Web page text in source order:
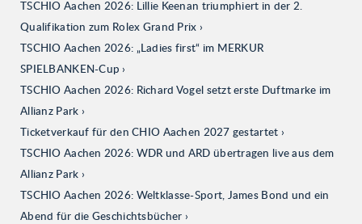
TSCHIO Aachen 2026: Lillie Keenan triumphiert in der 2.
Qualifikation zum Rolex Grand Prix
TSCHIO Aachen 2026: „Ladies first“ im MERKUR
SPIELBANKEN-Cup
TSCHIO Aachen 2026: Richard Vogel setzt erste Duftmarke im
Allianz Park
Ticketverkauf für den CHIO Aachen 2027 gestartet
TSCHIO Aachen 2026: WDR und ARD übertragen live aus dem
Allianz Park
TSCHIO Aachen 2026: Weltklasse-Sport, James Bond und ein
Abend für die Geschichtsbücher